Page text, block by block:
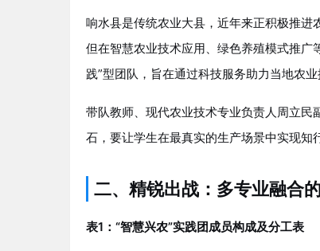
响水县是传统农业大县，近年来正积极推进
但在智慧农业技术应用、绿色养殖模式推
践”型团队，旨在通过科技服务助力当地农业
带队教师、现代农业技术专业负责人周立民
石，要让学生在最真实的生产场景中实现知
二、精锐出战：多专业融合
表1：“智慧兴农”实践团成员构成及分工表